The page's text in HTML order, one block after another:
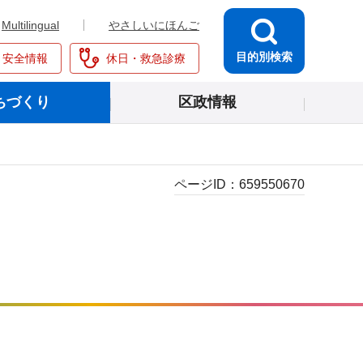
Multilingual やさしいにほんご
全情報 休日・救急診療 目的別検索
づくり 区政情報
ページID： 659550670